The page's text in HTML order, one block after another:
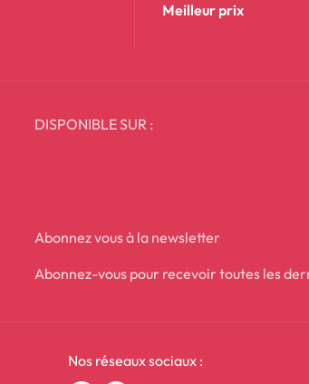
Meilleur prix
DISPONIBLE SUR :
Abonnez vous à la newsletter
Abonnez-vous pour recevoir toutes les
Nos réseaux sociaux :